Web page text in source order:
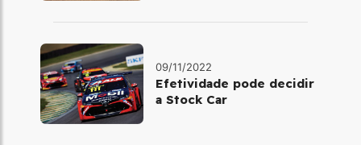
09/11/2022
Efetividade pode decidir
a Stock Car